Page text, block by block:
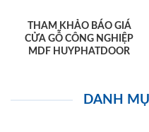
THAM KHẢO BÁO GIÁ
CỬA GỖ CÔNG NGHIỆP
MDF HUYPHATDOOR
DANH